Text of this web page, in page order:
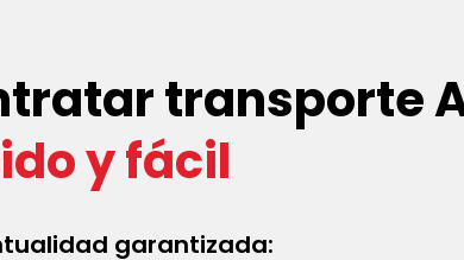
transporte
y fácil
garantizada: